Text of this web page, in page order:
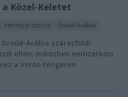
Közel-Keletet
Hormuzi-szoros Szaúd-Arábia
Arábia szárazföldi
ellen, miközben nemzetközi
a Vörös-tengeren.